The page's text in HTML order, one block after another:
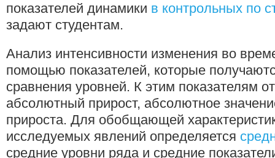
показателей динамики в контрольных по
задают студентам.
Анализ интенсивности изменения во
помощью показателей, которые
сравнения уровней. К этим показателям
абсолютный прирост, абсолютное
прироста. Для обобщающей
исследуемых явлений определяется
средние уровни ряда и средние